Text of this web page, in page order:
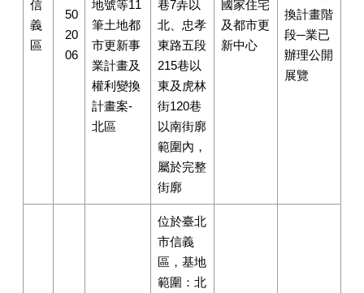
信
義
區
50
20
06
地號等11
筆土地都
市更新事
業計畫及
權利變換
計畫案-
北區
巷7弄以
北、忠孝
東路五段
215巷以
東及虎林
街120巷
以南街廓
範圍內，
屬於完整
街廓
國家住宅
及都市更
新中心
換計畫階
段─業已
辦理公開
展覽
位於臺北
市信義
區，基地
範圍：北